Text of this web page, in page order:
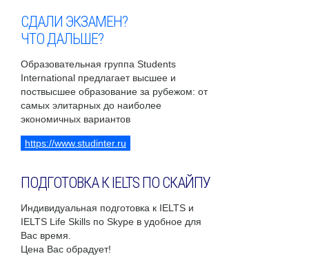
СДАЛИ ЭКЗАМЕН?
ЧТО ДАЛЬШЕ?
Образовательная группа Students
International предлагает высшее и
поствысшее образование за рубежом: от
самых элитарных до наиболее
экономичных вариантов
https://www.studinter.ru
ПОДГОТОВКА К IELTS ПО СКАЙПУ
Индивидуальная подготовка к IELTS и
IELTS Life Skills по Skype в удобное для
Вас время.
Цена Вас обрадует!